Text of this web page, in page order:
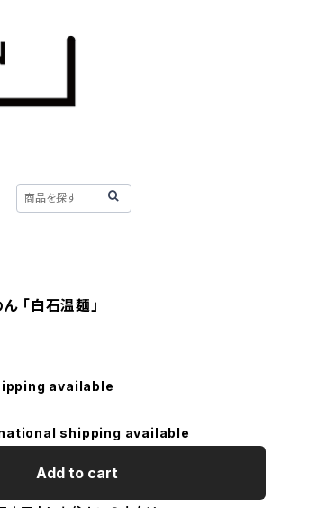
「白石温麺」
available
shipping available
Add to cart